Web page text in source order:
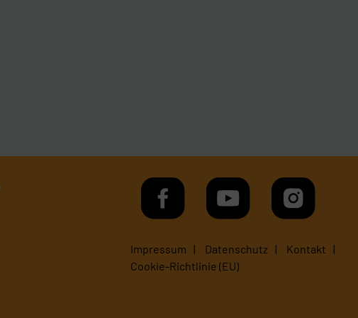
Impressum Datenschutz
Kontakt
Cookie-Richtlinie (EU)